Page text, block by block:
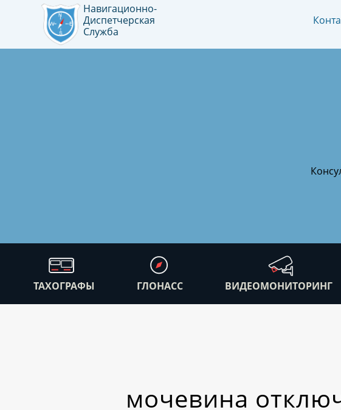
Навигационно-
Диспетчерская
Служба
ТАХОГРАФЫ ГЛОНАСС ВИДЕОМОНИТОРИНГ
мочевина